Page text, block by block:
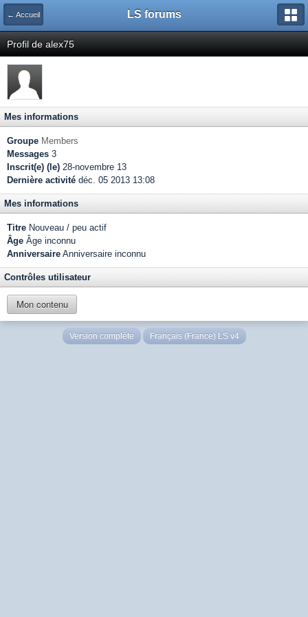
← Accueil LS forums
Profil de alex75
Mes informations
Groupe Members
Messages 3
Inscrit(e) (le) 28-novembre 13
Dernière activité déc. 05 2013 13:08
Mes informations
Titre Nouveau / peu actif
Âge Âge inconnu
Anniversaire Anniversaire inconnu
Contrôles utilisateur
Mon contenu
Version complète Français (France) LS v4